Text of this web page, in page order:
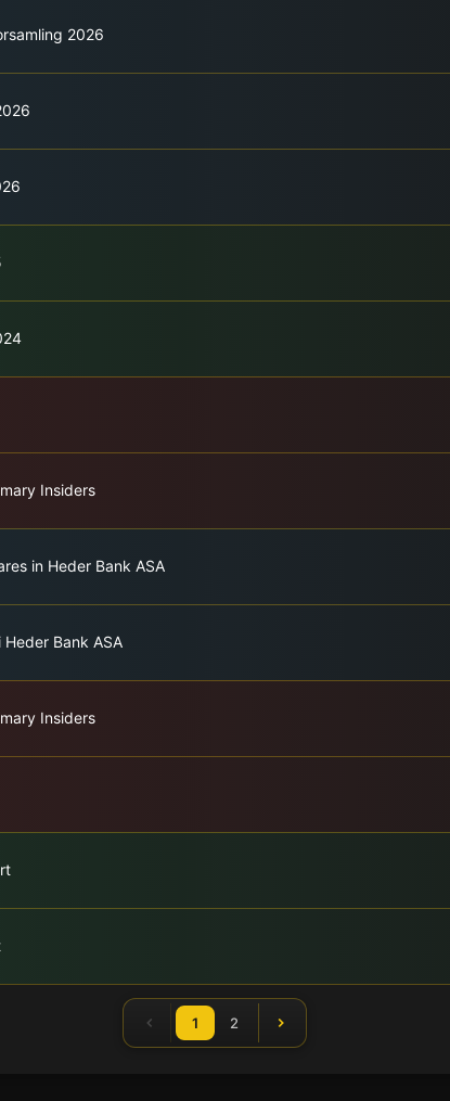
2026
Insiders
in Heder Bank ASA
Bank ASA
Insiders
1 2